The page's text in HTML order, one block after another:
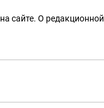
на сайте. О редакционной